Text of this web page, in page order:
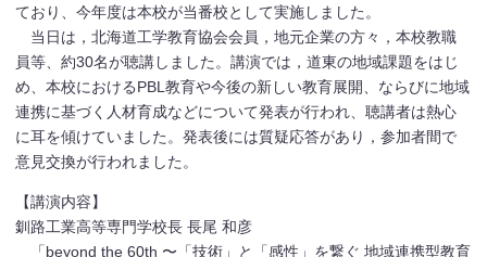
ており、今年度は本校が当番校として実施しました。
当日は，北海道工学教育協会会員，地元企業の方々，本校教職
員等、約30名が聴講しました。講演では，道東の地域課題をはじ
め、本校におけるPBL教育や今後の新しい教育展開、ならびに地域
連携に基づく人材育成などについて発表が行われ、聴講者は熱心
に耳を傾けていました。発表後には質疑応答があり，参加者間で
意見交換が行われました。
【講演内容】
釧路工業高等専門学校長 長尾 和彦
「beyond the 60th 〜「技術」と「感性」を繋ぐ 地域連携型教育